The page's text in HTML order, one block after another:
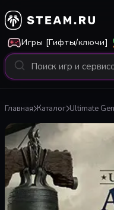
Игры [Гифты/ключи]
Главная Каталог Ultimate